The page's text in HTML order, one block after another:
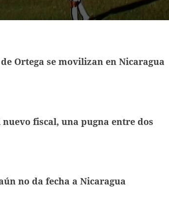
Ortega se movilizan en Nicaragua
nuevo fiscal, una pugna entre dos
no da fecha a Nicaragua